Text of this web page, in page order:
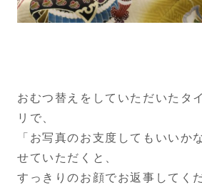
おむつ替えをしていただいたタ
リで、
「お写真のお支度してもいいか
せていただくと、
すっきりのお顔でお返事してく